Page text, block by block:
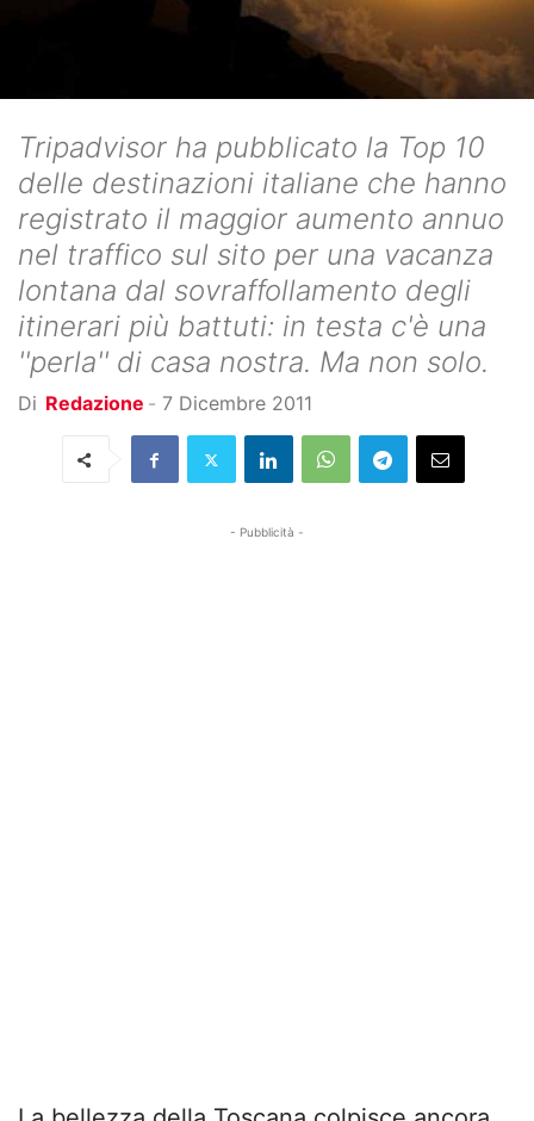
Tripadvisor ha pubblicato la Top 10
delle destinazioni italiane che hanno
registrato il maggior aumento annuo
nel traffico sul sito per una vacanza
lontana dal sovraffollamento degli
itinerari più battuti: in testa c'è una
''perla'' di casa nostra. Ma non solo.
Di Redazione - 7 Dicembre 2011
- Pubblicità -